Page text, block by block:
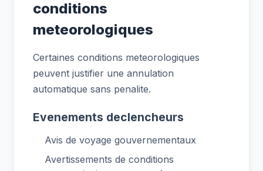
conditions
meteorologiques
Certaines conditions meteorologiques
peuvent justifier une annulation
automatique sans penalite.
Evenements declencheurs
Avis de voyage gouvernementaux
Avertissements de conditions